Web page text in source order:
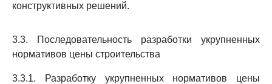
конструктивных решений.
3.3. Последовательность разработки укрупненных
нормативов цены строительства
3.3.1. Разработку укрупненных нормативов цены